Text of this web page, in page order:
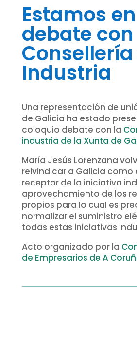
Estamos
debate
Industria
Una representación de
de Galicia ha estado
coloquio debate con la
industria de la Xunta de
María Jesús Lorenzana
reivindicar a Galicia como
receptor de la iniciativa
aprovechamiento de los
propios para lo cual es
normalizar el suministro
todas estas iniciativas
Acto organizado por la
de Empresarios de A